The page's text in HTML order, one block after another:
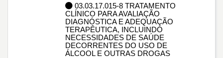
03.03.17.015-8 TRATAMENTO
CLÍNICO PARA AVALIAÇÃO
DIAGNÓSTICA E ADEQUAÇÃO
TERAPÊUTICA, INCLUINDO
NECESSIDADES DE SAÚDE
DECORRENTES DO USO DE
ÁLCOOL E OUTRAS DROGAS